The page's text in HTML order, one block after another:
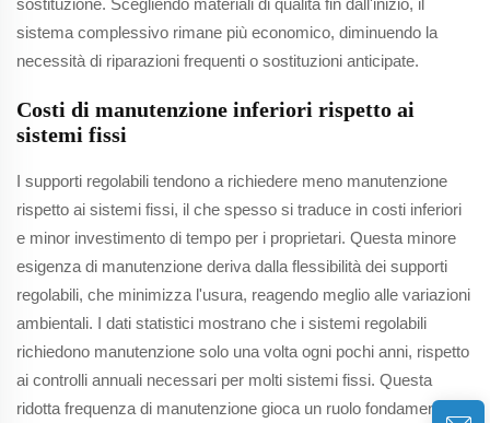
sostituzione. Scegliendo materiali di qualità fin dall'inizio, il
sistema complessivo rimane più economico, diminuendo la
necessità di riparazioni frequenti o sostituzioni anticipate.
Costi di manutenzione inferiori rispetto ai
sistemi fissi
I supporti regolabili tendono a richiedere meno manutenzione
rispetto ai sistemi fissi, il che spesso si traduce in costi inferiori
e minor investimento di tempo per i proprietari. Questa minore
esigenza di manutenzione deriva dalla flessibilità dei supporti
regolabili, che minimizza l'usura, reagendo meglio alle variazioni
ambientali. I dati statistici mostrano che i sistemi regolabili
richiedono manutenzione solo una volta ogni pochi anni, rispetto
ai controlli annuali necessari per molti sistemi fissi. Questa
ridotta frequenza di manutenzione gioca un ruolo fondamentale